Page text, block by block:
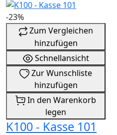
-23%
Zum Vergleichen
hinzufügen
Schnellansicht
Zur Wunschliste
hinzufügen
legen
K100 - Kasse 101